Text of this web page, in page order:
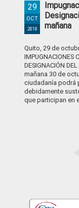
mañana
29
OCT
2018
Quito, 29 de
IMPUGNACIONES
DESIGNACIÓN
mañana 30 de
ciudadanía podrá
debidamente
que participan en